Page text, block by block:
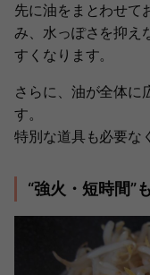
先に油をまとわせて
み、水っぽさを抑え
すくなります。
さらに、油が全体に
す。
特別な道具も必要な
“強火・短時間”